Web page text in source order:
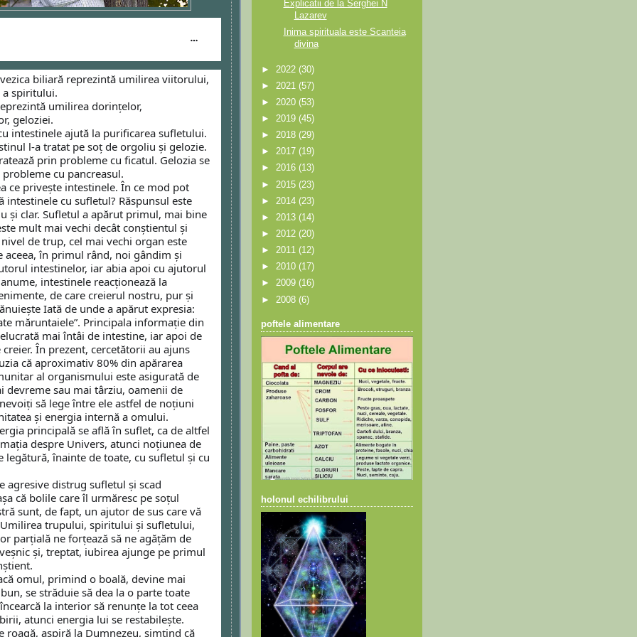
biliară reprezintă umilirea viitorului,
spiritului.
umilirea dorințelor,
geloziei.
intestinele ajută la purificarea sufletului.
prin probleme cu ficatul. Gelozia se
cu pancreasul.
intestinele cu sufletul? Răspunsul este
și clar. Sufletul a apărut primul, mai bine
mult mai vechi decât conștientul și
de trup, cel mai vechi organ este
aceea, în primul rând, noi gândim și
intestinelor, iar abia apoi cu ajutorul
intestinele reacționează la
de care creierul nostru, pur și
Iată de unde a apărut expresia:
măruntaiele”. Principala informație din
mai întâi de intestine, iar apoi de
În prezent, cercetătorii au ajuns
că aproximativ 80% din apărarea
al organismului este asigurată de
devreme sau mai târziu, oamenii de
să lege între ele astfel de noțiuni
și energia internă a omului.
principală se află în suflet, ca de altfel
despre Univers, atunci noțiunea de
legătură, înainte de toate, cu sufletul și cu
că bolile care îl urmăresc pe soțul
sunt, de fapt, un ajutor de sus care vă
trupului, spiritului și sufletului,
parțială ne forțează să ne agățăm de
și, treptat, iubirea ajunge pe primul
se străduie să dea la o parte toate
la interior să renunțe la tot ceea
atunci energia lui se restabilește.
roagă, aspiră la Dumnezeu, simțind că
Explicatii de la Serghei N
Lazarev
Inima spirituala este Scanteia
divina
► 2022 (30)
► 2021 (57)
► 2020 (53)
► 2019 (45)
► 2018 (29)
► 2017 (19)
► 2016 (13)
► 2015 (23)
► 2014 (23)
► 2013 (14)
► 2012 (20)
► 2011 (12)
► 2010 (17)
► 2009 (16)
► 2008 (6)
poftele alimentare
holonul echilibrului